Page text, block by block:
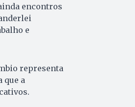
encontros
e
representa
que a